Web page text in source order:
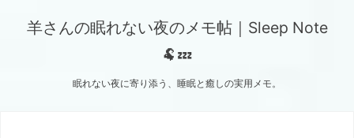
羊さんの眠れない夜のメモ帖｜Sleep Note
🐏💤
眠れない夜に寄り添う、睡眠と癒しの実用メモ。